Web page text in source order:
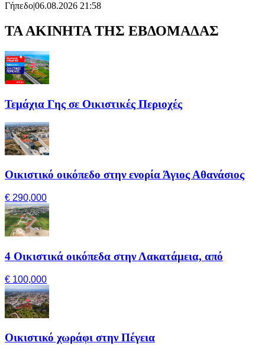
Γήπεδο|06.08.2026 21:58
ΤΑ ΑΚΙΝΗΤΑ ΤΗΣ ΕΒΔΟΜΑΔΑΣ
Τεμάχια Γης σε Οικιστικές Περιοχές
Οικιστικό οικόπεδο στην ενορία Άγιος Αθανάσιος
€ 290,000
4 Οικιστικά οικόπεδα στην Λακατάμεια, από
€ 100,000
Οικιστικό χωράφι στην Πέγεια